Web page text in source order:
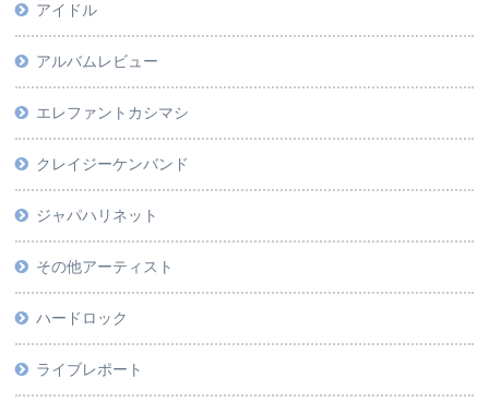
アイドル
アルバムレビュー
エレファントカシマシ
クレイジーケンバンド
ジャパハリネット
その他アーティスト
ハードロック
ライブレポート